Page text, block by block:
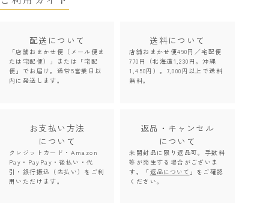
配送について
「店舗おまかせ便（メール便ま
たは宅配便）」または「宅配
便」でお届け。通常5営業日以
内に発送します。
送料について
店舗おまかせ便490円／宅配便
770円（北海道1,230円。沖縄
1,450円）。7,000円以上で送料
無料。
お支払い方法
について
クレジットカード・Amazon
Pay・PayPay・後払い・代
引・銀行振込（先払い）をご利
用いただけます。
返品・キャンセル
について
未開封品に限り返品可。手数料
等が発生する場合がございま
す。「返品について 」をご確認
ください。